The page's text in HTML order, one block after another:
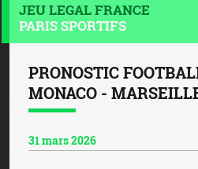
JEU LEGAL FRANCE
PARIS SPORTIFS
PRONOSTIC
MONACO -
31 mars 2026